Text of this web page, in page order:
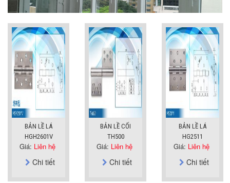
BẢN LỀ LÁ
HGH2601V
Giá: Liên hệ
Chi tiết
BẢN LỀ CỐI
TH500
Giá: Liên hệ
Chi tiết
BẢN LỀ LÁ
HG2511
Giá: Liên hệ
Chi tiết